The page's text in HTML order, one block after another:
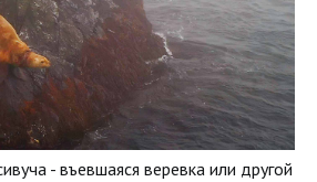
- въевшаяся веревка или другой